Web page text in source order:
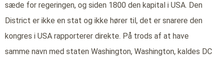
sæde for regeringen, og siden 1800 den kapital i USA. Den
District er ikke en stat og ikke hører til, det er snarere den
kongres i USA rapporterer direkte. På trods af at have
samme navn med staten Washington, Washington, kaldes DC